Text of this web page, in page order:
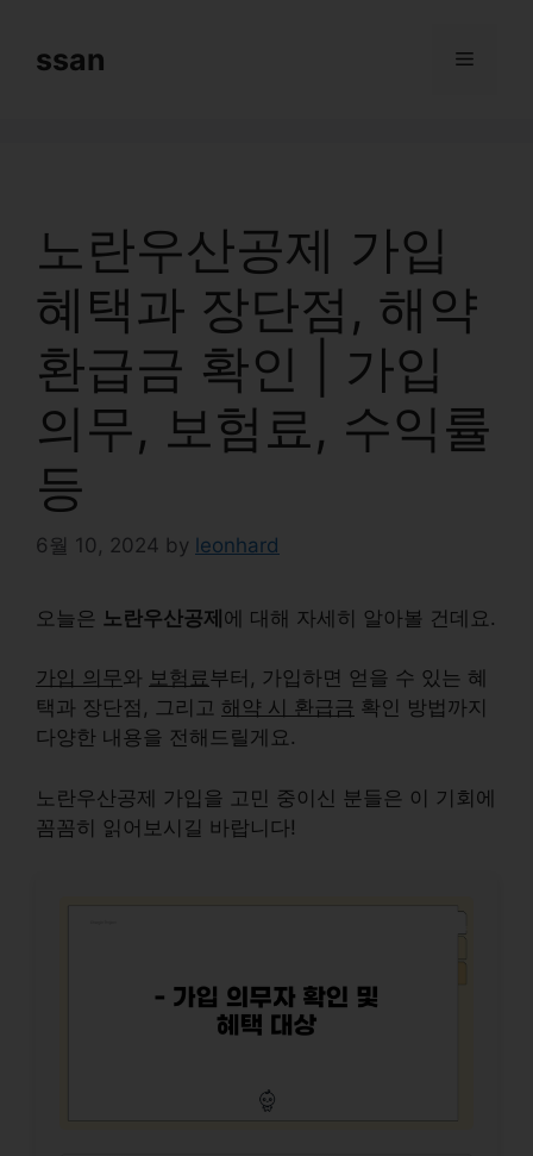
contentssan Menu
노란우산공제 가입
혜택과 장단점, 해약
환급금 확인 | 가입
의무, 보험료, 수익률
등
6월 10, 2024 by leonhard
오늘은 노란우산공제에 대해 자세히 알아볼 건데요.
가입 의무와 보험료 부터, 가입하면 얻을 수 있는 혜
택과 장단점, 그리고 해약 시 환급금 확인 방법까지
다양한 내용을 전해드릴게요.
노란우산공제 가입을 고민 중이신 분들은 이 기회에
꼼꼼히 읽어보시길 바랍니다!